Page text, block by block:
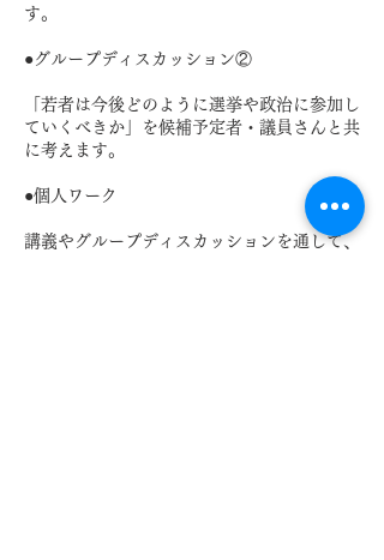
す。
●グループディスカッション②
「若者は今後どのように選挙や政治に参加し
ていくべきか」を候補予定者・議員さんと共
に考えます。
●個人ワーク
講義やグループディスカッションを通して、